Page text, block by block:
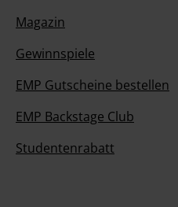
Magazin
Gewinnspiele
EMP Gutscheine bestellen
EMP Backstage Club
Studentenrabatt